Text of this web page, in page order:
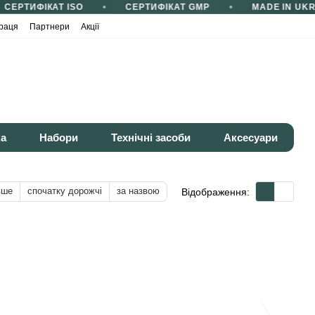
ISO СЕРТИФІКАТ GMP
MADE IN
Партнери Акції
Набори Технічні засоби Аксесуари
спочатку дорожчі за назвою Відображення: